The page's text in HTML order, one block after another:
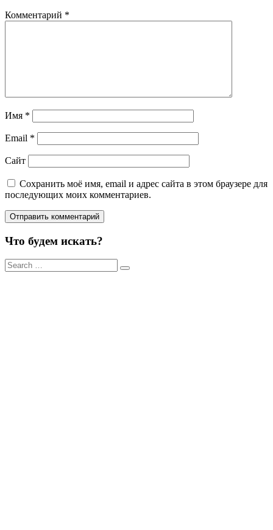
Комментарий *
Имя *
Email *
Сайт
Сохранить моё имя, email и адрес сайта в этом браузере для
последующих моих комментариев.
Что будем искать?
Результаты
поиска